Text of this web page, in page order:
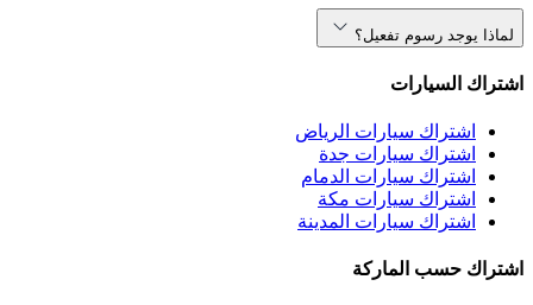
لماذا يوجد رسوم تفعيل؟
اشتراك السيارات
اشتراك سيارات الرياض
اشتراك سيارات جدة
اشتراك سيارات الدمام
اشتراك سيارات مكة
اشتراك سيارات المدينة
اشتراك حسب الماركة